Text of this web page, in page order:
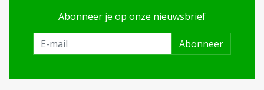
Abonneer je op onze nieuwsbrief
Abonneer